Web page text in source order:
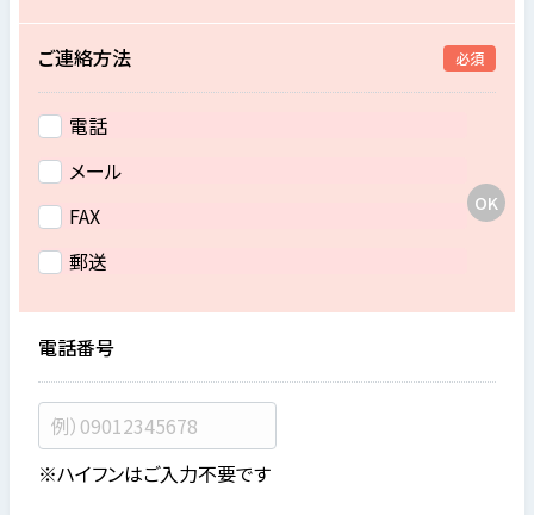
ご連絡方法 必須
電話
メール
FAX
郵送
電話番号
※ハイフンはご入力不要です